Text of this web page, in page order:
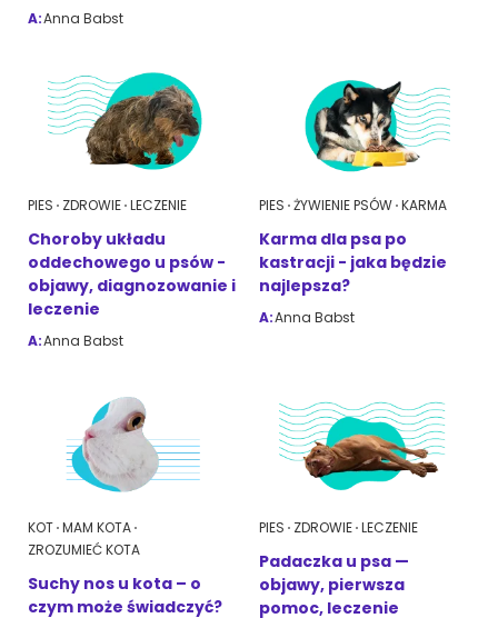
A:Anna Babst
PIES ZDROWIE LECZENIE
Choroby układu
oddechowego u psów -
objawy, diagnozowanie i
leczenie
A:Anna Babst
PIES ŻYWIENIE PSÓW KARMA
Karma dla psa po
kastracji - jaka będzie
najlepsza?
A:Anna Babst
KOT MAM KOTA
ZROZUMIEĆ KOTA
Suchy nos u kota – o
czym może świadczyć?
PIES ZDROWIE LECZENIE
Padaczka u psa —
objawy, pierwsza
pomoc, leczenie